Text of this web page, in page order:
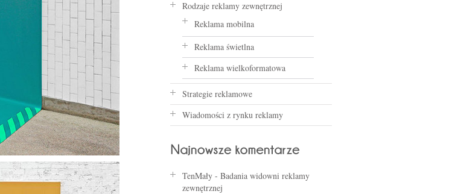
Rodzaje reklamy zewnętrznej
Reklama mobilna
Reklama świetlna
Reklama wielkoformatowa
Strategie reklamowe
Wiadomości z rynku reklamy
TenMały - Badania widowni reklamy
zewnętrznej